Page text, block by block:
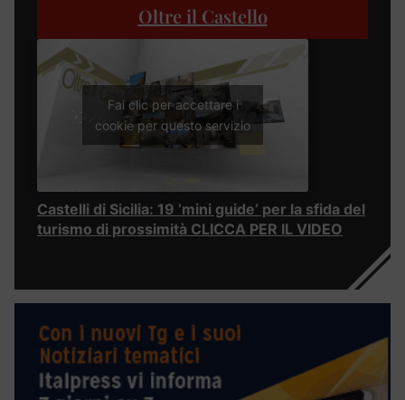
Oltre il Castello
Fai clic per accettare i
cookie per questo servizio
Castelli di Sicilia: 19 ‘mini guide’ per la sfida del
turismo di prossimità CLICCA PER IL VIDEO